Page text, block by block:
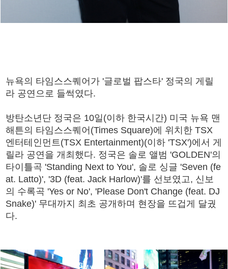
뉴욕의 타임스스퀘어가 '글로벌 팝스타' 정국의 게릴
라 공연으로 들썩였다.
방탄소년단 정국은 10일(이하 한국시간) 미국 뉴욕 맨
해튼의 타임스스퀘어(Times Square)에 위치한 TSX
엔터테인먼트(TSX Entertainment)(이하 'TSX')에서 게
릴라 공연을 개최했다. 정국은 솔로 앨범 'GOLDEN'의
타이틀곡 'Standing Next to You', 솔로 싱글 'Seven (fe
at. Latto)', '3D (feat. Jack Harlow)'를 선보였고, 신보
의 수록곡 'Yes or No', 'Please Don't Change (feat. DJ
Snake)' 무대까지 최초 공개하며 현장을 뜨겁게 달궜
다.